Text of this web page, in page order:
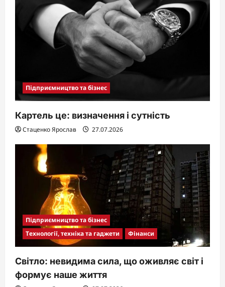
Підприємництво та бізнес
Картель це: визначення і сутність
Стаценко Ярослав 27.07.2026
Підприємництво та бізнес
Технології, техніка та гаджети
Фінанси
Світло: невидима сила, що оживляє світ і
формує наше життя